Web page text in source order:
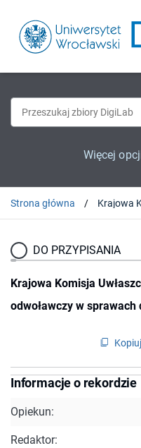
Więcej
Strona główna
DO PRZYPISANIA
Krajowa Komisja
odwoławczy w
Informacje o rekordzie
Opiekun:
Redaktor: